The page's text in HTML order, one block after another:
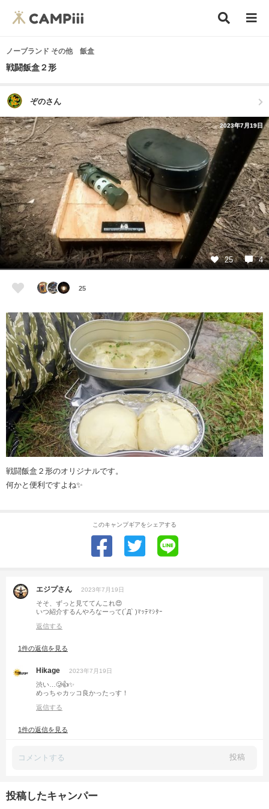
ノーブランド その他 飯盒
戦闘飯盒２形
ぞのさん
2023年7月19日
25 4
25
戦闘飯盒２形のオリジナルです。
何かと便利ですよね✨
このキャンプギアをシェアする
エジプさん 2023年7月19日
そそ、ずっと見ててんこれ😍
いつ紹介するんやろなーって(´Д` )ﾏｯﾃﾏｼﾀｰ
返信する
1件の返信を見る
Hikage 2023年7月19日
渋い…🥲👍✨
めっちゃカッコ良かったっす！
返信する
1件の返信を見る
投稿
投稿したキャンパー